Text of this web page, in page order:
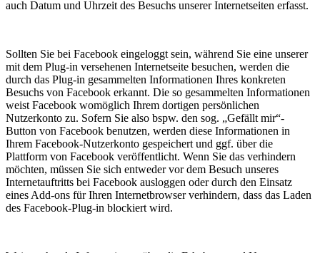
auch Datum und Uhrzeit des Besuchs unserer Internetseiten erfasst.
Sollten Sie bei Facebook eingeloggt sein, während Sie eine unserer
mit dem Plug-in versehenen Internetseite besuchen, werden die
durch das Plug-in gesammelten Informationen Ihres konkreten
Besuchs von Facebook erkannt. Die so gesammelten Informationen
weist Facebook womöglich Ihrem dortigen persönlichen
Nutzerkonto zu. Sofern Sie also bspw. den sog. „Gefällt mir“-
Button von Facebook benutzen, werden diese Informationen in
Ihrem Facebook-Nutzerkonto gespeichert und ggf. über die
Plattform von Facebook veröffentlicht. Wenn Sie das verhindern
möchten, müssen Sie sich entweder vor dem Besuch unseres
Internetauftritts bei Facebook ausloggen oder durch den Einsatz
eines Add-ons für Ihren Internetbrowser verhindern, dass das Laden
des Facebook-Plug-in blockiert wird.